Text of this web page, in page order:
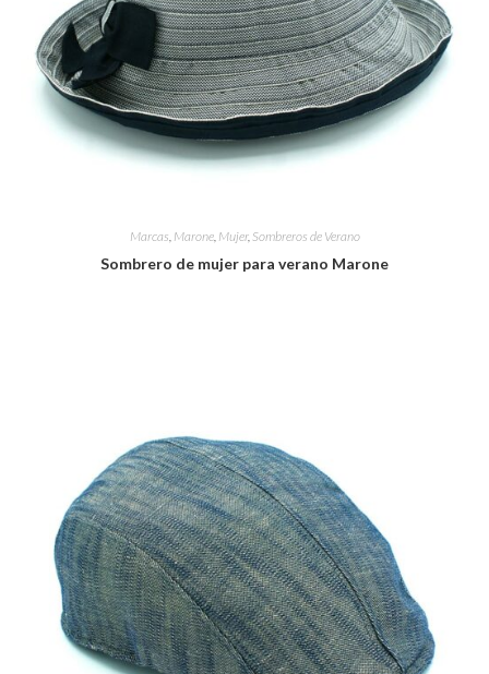
Marcas, Marone, Mujer, Sombreros de Verano
Sombrero de mujer para verano Marone